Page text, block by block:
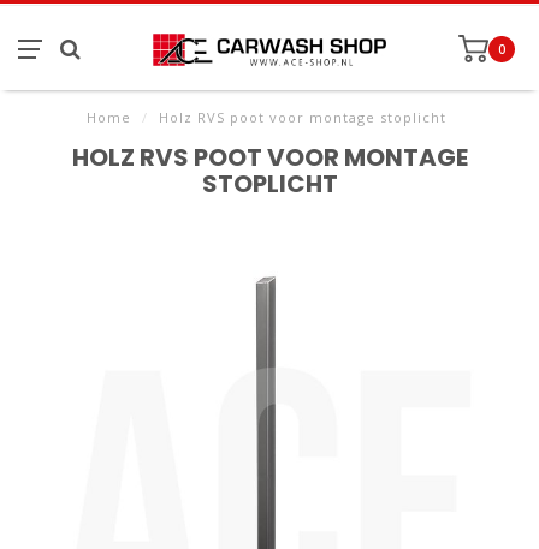
0
Home / Holz RVS poot voor montage stoplicht
HOLZ RVS POOT VOOR MONTAGE
STOPLICHT